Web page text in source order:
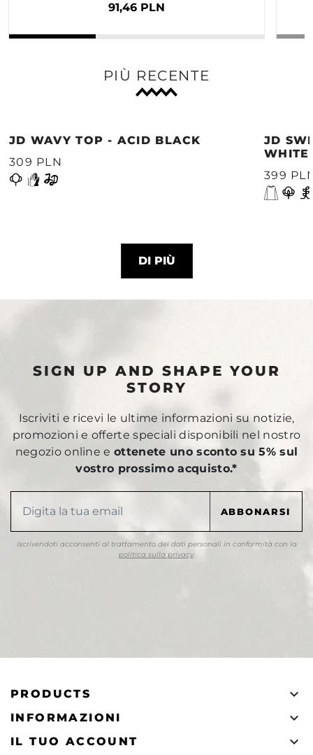
91,46 PLN
PIÙ RECENTE
JD WAVY TOP - ACID BLACK
309 PLN
JD
WHITE
399
DI PIÙ
SIGN UP AND SHAPE YOUR
STORY
Iscriviti e ricevi le ultime informazioni su notizie,
promozioni e offerte speciali disponibili nel nostro
negozio online eottenete uno sconto su 5% sul
vostro prossimo acquisto.*
Iscrivendoti acconsenti al trattamento dei dati personali in conformità con la
politica sulla privacy.
PRODUCTS 
INFORMAZIONI 
IL TUO ACCOUNT 